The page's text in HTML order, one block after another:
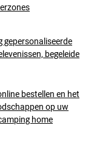
gepersonaliseerde
begeleide
bestellen en het
op uw
home